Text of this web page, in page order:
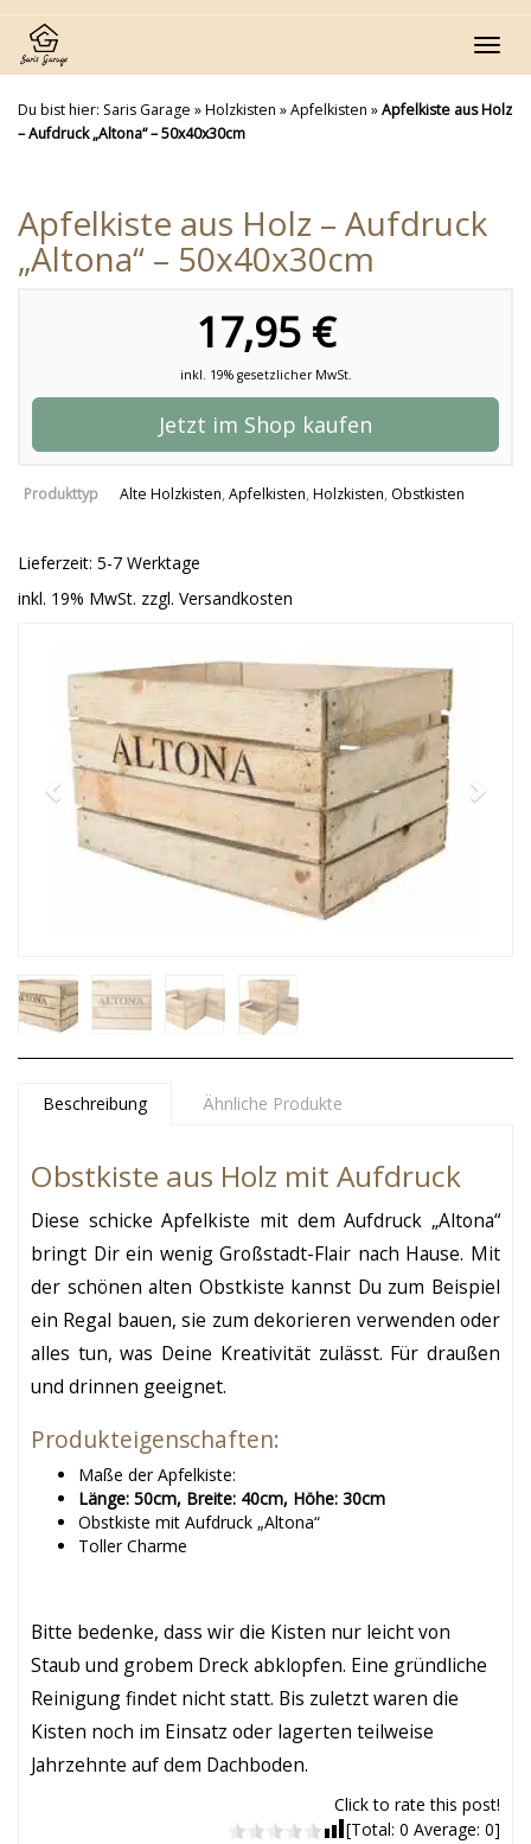
Skip
main
content
Du bist hier: Saris Garage »Holzkisten »Apfelkisten »Apfelkiste aus Holz
– Aufdruck „Altona“ – 50x40x30cm
Apfelkiste aus Holz – Aufdruck
„Altona“ – 50x40x30cm
17,95 €
inkl. 19% gesetzlicher MwSt.
Jetzt im Shop kaufen
Produkttyp Alte Holzkisten, Apfelkisten, Holzkisten, Obstkisten
Lieferzeit: 5-7 Werktage
inkl. 19% MwSt. zzgl. Versandkosten
Beschreibung Ähnliche Produkte
Obstkiste aus Holz mit Aufdruck
Diese schicke Apfelkiste mit dem Aufdruck „Altona“
bringt Dir ein wenig Großstadt-Flair nach Hause. Mit
der schönen alten Obstkiste kannst Du zum Beispiel
ein Regal bauen, sie zum dekorieren verwenden oder
alles tun, was Deine Kreativität zulässt. Für draußen
und drinnen geeignet.
Produkteigenschaften:
Maße der Apfelkiste:
Länge: 50cm, Breite: 40cm, Höhe: 30cm
Obstkiste mit Aufdruck „Altona“
Toller Charme
Bitte bedenke, dass wir die Kisten nur leicht von
Staub und grobem Dreck abklopfen. Eine gründliche
Reinigung findet nicht statt. Bis zuletzt waren die
Kisten noch im Einsatz oder lagerten teilweise
Jahrzehnte auf dem Dachboden.
Click to rate this post!
[Total: 0 Average: 0]